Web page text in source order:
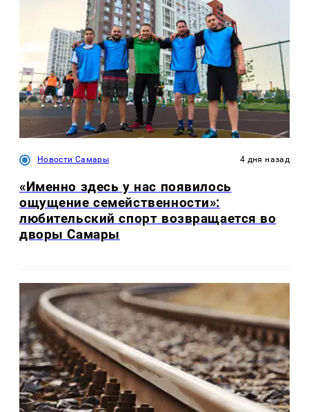
Новости Самары 4 дня назад
«Именно здесь у нас появилось
ощущение семейственности»:
любительский спорт возвращается во
дворы Самары